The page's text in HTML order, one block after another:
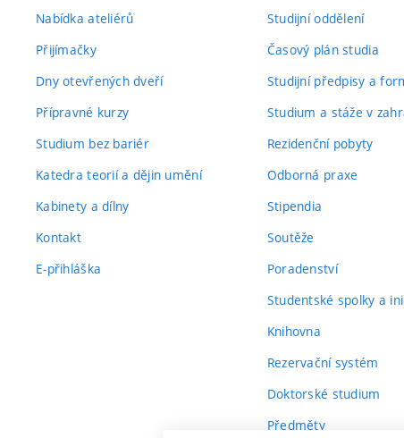
Nabídka ateliérů
Přijímačky
Dny otevřených dveří
Přípravné kurzy
Studium bez bariér
Katedra teorií a dějin umění
Kabinety a dílny
Kontakt
E-přihláška
Studijní oddělení
Časový plán studia
Studijní předpisy a
Studium a stáže v
Rezidenční pobyty
Odborná praxe
Stipendia
Soutěže
Poradenství
Studentské spolky a
Knihovna
Rezervační systém
Doktorské studium
Předměty